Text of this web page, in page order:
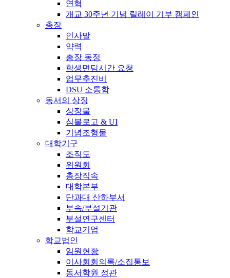
연혁
개교 30주년 기념 릴레이 기부 캠페인
총장
인사말
약력
총장 동정
학생면담시간 요청
업무추진비
DSU 소통함
동서의 상징
상징물
심볼로고 & UI
기념조형물
대학기구
조직도
위원회
총장직속
대학본부
단과대 산하부서
부속/부설기관
부설연구센터
학교기업
학교법인
임원현황
이사회회의록/소집통보
동서학원 정관